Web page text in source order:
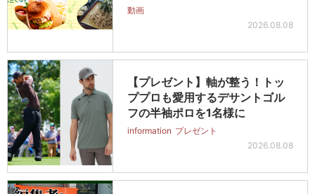
動画
2026.08.08
【プレゼント】軸が整う！トッ
ププロも愛用するデサントゴル
フの半袖ポロを1名様に
information プレゼント
2026.08.08